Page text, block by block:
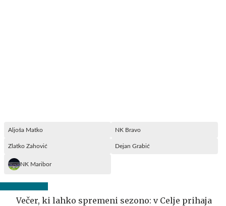
Aljoša Matko NK Bravo
Zlatko Zahović Dejan Grabić
NK Maribor
Večer, ki lahko spremeni sezono: v Celje prihaja